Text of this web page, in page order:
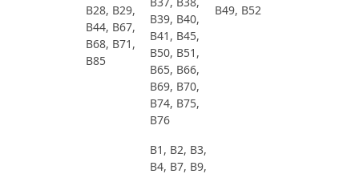
B28, B29,
B44, B67,
B68, B71,
B85
B39, B40,
B41, B45,
B50, B51,
B65, B66,
B69, B70,
B74, B75,
B76
B49, B52
B1, B2, B3,
B4, B7, B9,